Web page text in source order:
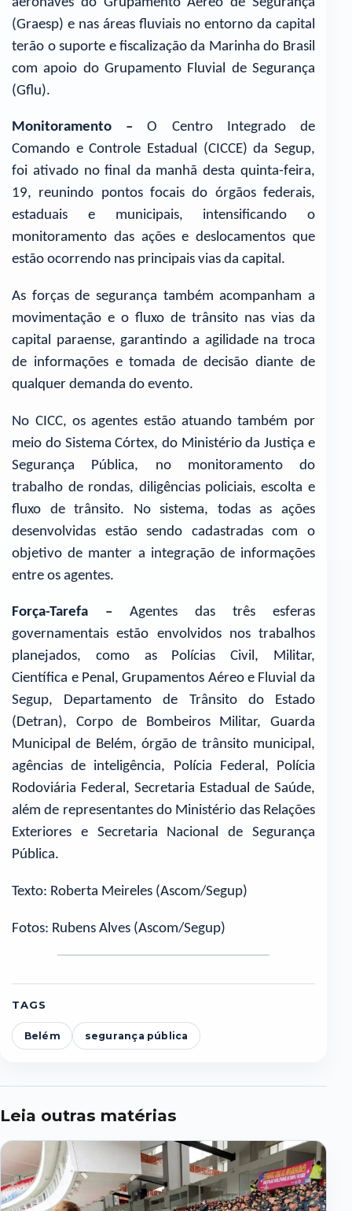
(Graesp) e nas áreas fluviais no entorno da capital
terão o suporte e fiscalização da Marinha do Brasil
com apoio do Grupamento Fluvial de Segurança
(Gflu).
Monitoramento – O Centro Integrado de
Comando e Controle Estadual (CICCE) da Segup,
foi ativado no final da manhã desta quinta-feira,
19, reunindo pontos focais do órgãos federais,
estaduais e municipais, intensificando o
monitoramento das ações e deslocamentos que
estão ocorrendo nas principais vias da capital.
As forças de segurança também acompanham a
movimentação e o fluxo de trânsito nas vias da
capital paraense, garantindo a agilidade na troca
de informações e tomada de decisão diante de
qualquer demanda do evento.
No CICC, os agentes estão atuando também por
meio do Sistema Córtex, do Ministério da Justiça e
Segurança Pública, no monitoramento do
trabalho de rondas, diligências policiais, escolta e
fluxo de trânsito. No sistema, todas as ações
desenvolvidas estão sendo cadastradas com o
objetivo de manter a integração de informações
entre os agentes.
Força-Tarefa – Agentes das três esferas
governamentais estão envolvidos nos trabalhos
planejados, como as Polícias Civil, Militar,
Científica e Penal, Grupamentos Aéreo e Fluvial da
Segup, Departamento de Trânsito do Estado
(Detran), Corpo de Bombeiros Militar, Guarda
Municipal de Belém, órgão de trânsito municipal,
agências de inteligência, Polícia Federal, Polícia
Rodoviária Federal, Secretaria Estadual de Saúde,
além de representantes do Ministério das Relações
Exteriores e Secretaria Nacional de Segurança
Pública.
Texto: Roberta Meireles (Ascom/Segup)
Fotos: Rubens Alves (Ascom/Segup)
TAGS
Belém segurança pública
Leia outras matérias